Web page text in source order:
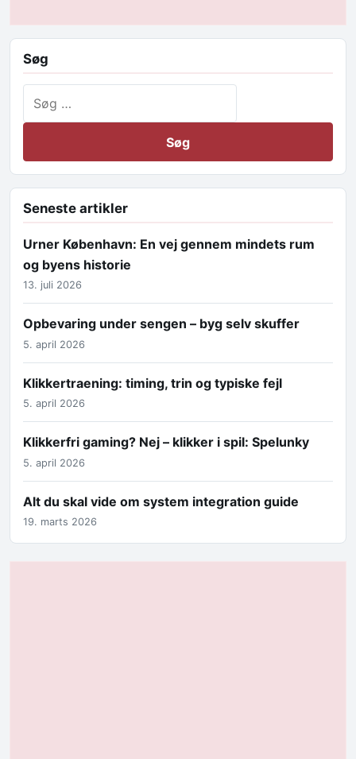
Søg
Seneste artikler
Urner København: En vej gennem mindets rum
og byens historie
13. juli 2026
Opbevaring under sengen – byg selv skuffer
5. april 2026
Klikkertraening: timing, trin og typiske fejl
5. april 2026
Klikkerfri gaming? Nej – klikker i spil: Spelunky
5. april 2026
Alt du skal vide om system integration guide
19. marts 2026